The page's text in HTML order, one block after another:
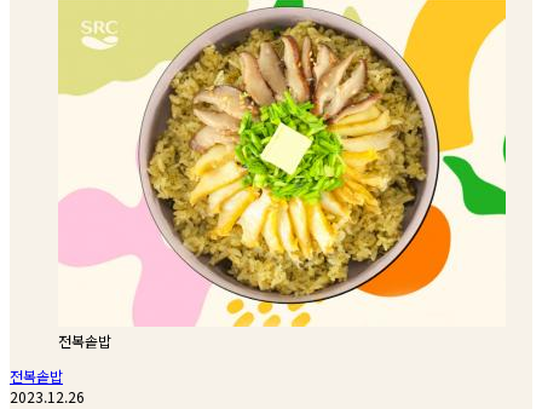
전복솥밥
전복솥밥
2023.12.26